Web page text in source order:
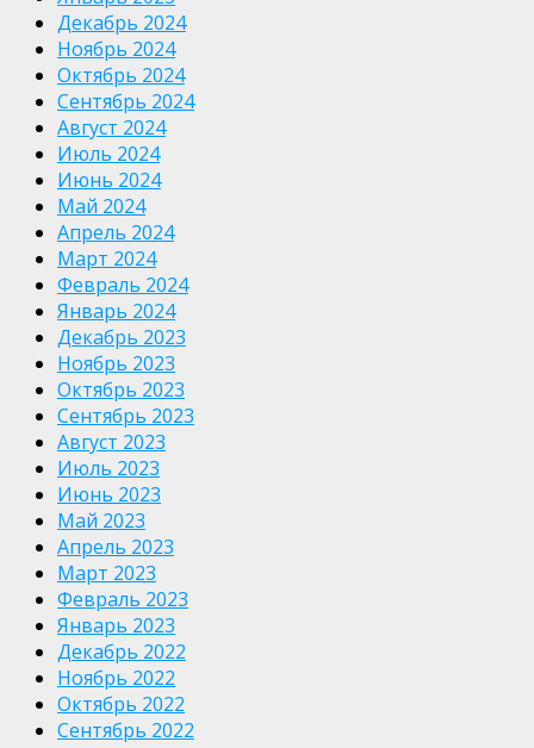
Декабрь 2024
Ноябрь 2024
Октябрь 2024
Сентябрь 2024
Август 2024
Июль 2024
Июнь 2024
Май 2024
Апрель 2024
Март 2024
Февраль 2024
Январь 2024
Декабрь 2023
Ноябрь 2023
Октябрь 2023
Сентябрь 2023
Август 2023
Июль 2023
Июнь 2023
Май 2023
Апрель 2023
Март 2023
Февраль 2023
Январь 2023
Декабрь 2022
Ноябрь 2022
Октябрь 2022
Сентябрь 2022